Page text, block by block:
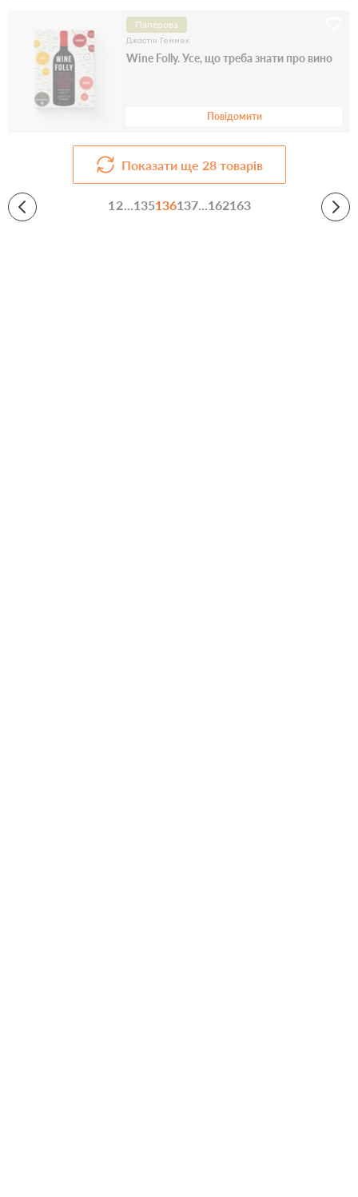
Паперова
Джастін Геммек
Wine Folly. Усе, що треба знати про вино
Повідомити
Показати ще 28товарів
1 2...135136137...162163